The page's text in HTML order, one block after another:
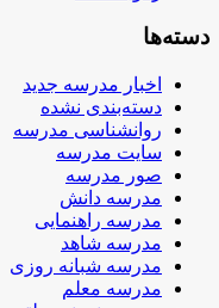
دسته‌ها
اخبار مدرسه جدید
دسته‌بندی نشده
روانشناسی مدرسه
سایت مدرسه
صور مدرسه
مدرسه دانش
مدرسه راهنمایی
مدرسه شاهد
مدرسه شبانه روزی
مدرسه معلم